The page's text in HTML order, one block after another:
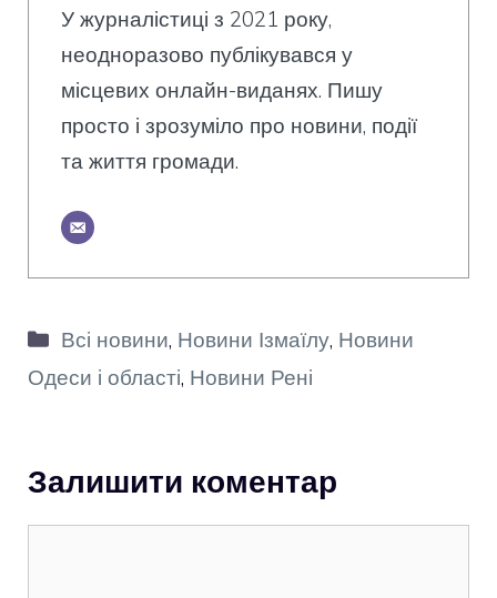
У журналістиці з 2021 року,
неодноразово публікувався у
місцевих онлайн-виданях. Пишу
просто і зрозуміло про новини, події
та життя громади.
Категорії
Всі новини, Новини Ізмаїлу, Новини
Одеси і області, Новини Рені
Залишити коментар